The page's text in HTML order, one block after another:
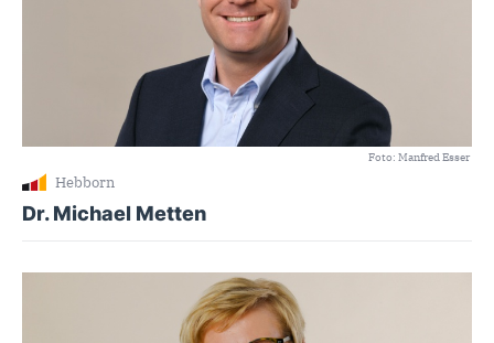
Foto: Manfred Esser
Hebborn
Dr. Michael Metten